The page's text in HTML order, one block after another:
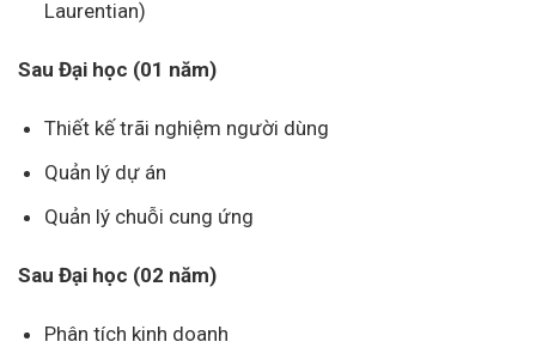
Laurentian)
Sau Đại học (01 năm)
Thiết kế trãi nghiệm người dùng
Quản lý dự án
Quản lý chuỗi cung ứng
Sau Đại học (02 năm)
Phân tích kinh doanh